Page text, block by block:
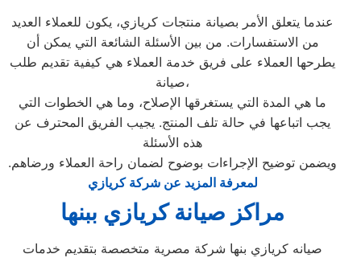
عندما يتعلق الأمر بصيانة منتجات كريازي، يكون للعملاء العديد
من الاستفسارات. من بين الأسئلة الشائعة التي يمكن أن
يطرحها العملاء على فريق خدمة العملاء هي كيفية تقديم طلب
صيانة،
ما هي المدة التي يستغرقها الإصلاح، وما هي الخطوات التي
يجب اتباعها في حالة تلف المنتج. يجيب الفريق المحترف عن
هذه الأسئلة
ويضمن توضيح الإجراءات بوضوح لضمان راحة العملاء ورضاهم.
لمعرفة المزيد عن شركة كريازي
مراكز صيانة كريازي ببنها
صيانه كريازي بنها شركة مصرية متخصصة بتقديم خدمات